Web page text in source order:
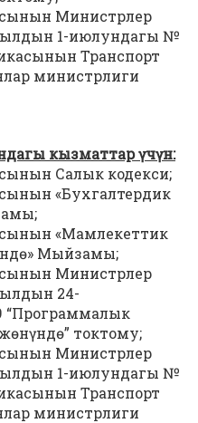
Министрлер
1-июлундагы №
Транспорт
министрлиги
кызматтар үчүн:
Салык кодекси;
«Бухгалтердик
«Мамлекеттик
Мыйзамы;
Министрлер
24-
токтому;
Министрлер
1-июлундагы №
Транспорт
министрлиги